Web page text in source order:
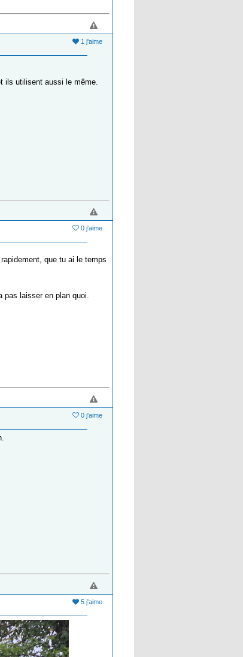
1 j'aime
ils utilisent aussi le même.
0 j'aime
que tu ai le temps
pas laisser en plan quoi.
0 j'aime
5 j'aime